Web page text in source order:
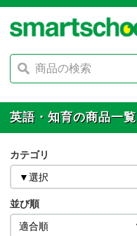
英語・知育の商品一覧
カテゴリ
並び順